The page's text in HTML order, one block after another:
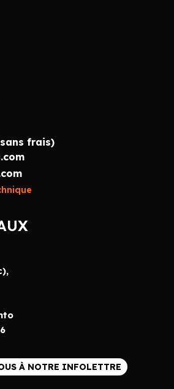
frais)
À NOTRE INFOLETTRE